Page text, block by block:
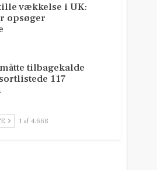
vækkelse i UK:
opsøger
tilbagekalde
117
1 af 4.668